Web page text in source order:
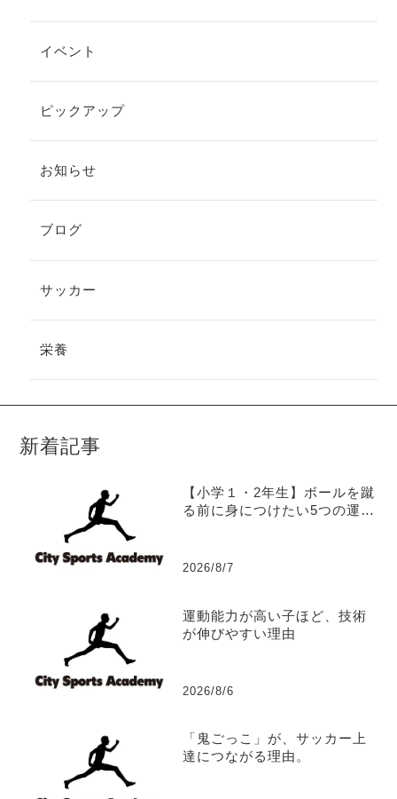
イベント
ピックアップ
お知らせ
ブログ
サッカー
栄養
新着記事
【小学１・2年生】ボールを蹴
る前に身につけたい5つの運動
2026/8/7
運動能力が高い子ほど、技術
が伸びやすい理由
2026/8/6
「鬼ごっこ」が、サッカー上
達につながる理由。